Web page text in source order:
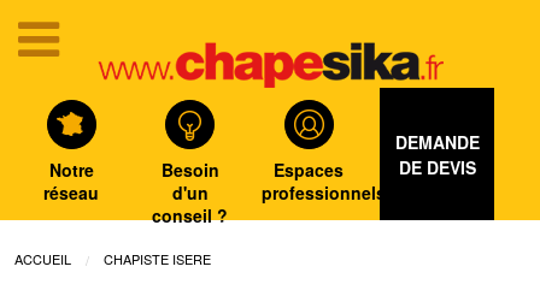
Notre
réseau
Besoin
d'un
conseil ?
Espaces
professionnels
DEMANDE
DE DEVIS
ACCUEIL CHAPISTE ISERE